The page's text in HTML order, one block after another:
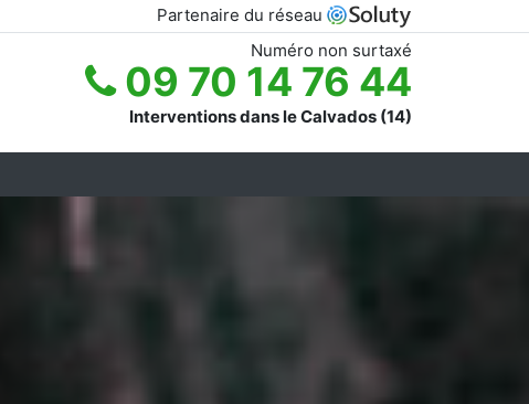
Partenaire du réseau
Numéro non surtaxé
09 70 14 76 44
Interventions dans le Calvados (14)